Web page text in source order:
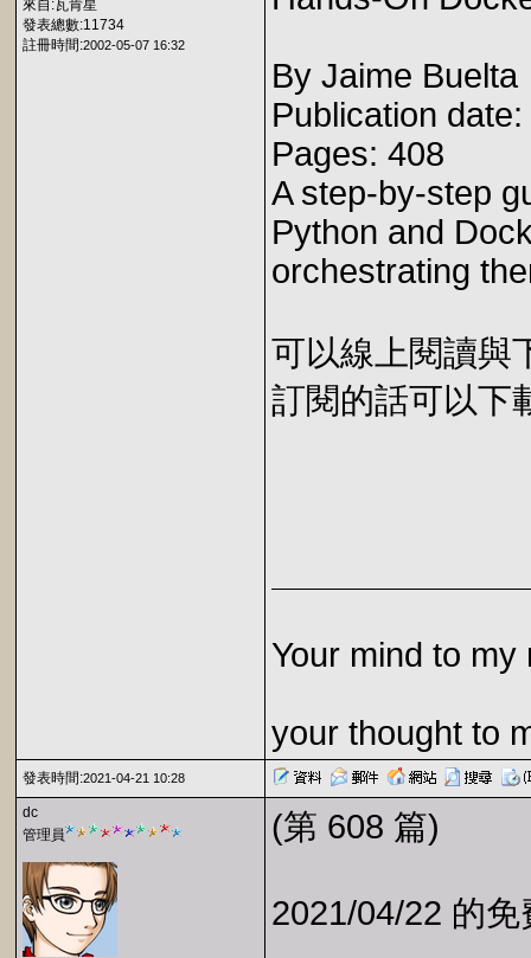
來自:瓦肯星
發表總數:11734
註冊時間:2002-05-07 16:32
By Jaime Buelta
Publication
Pages: 408
A step-by-step
Python and
orchestrating
可以線上閱讀與
訂閱的話可以下
Your mind to my
your thought to
發表時間:2021-04-21 10:28
dc
管理員
(第 608 篇)
2021/04/22 的